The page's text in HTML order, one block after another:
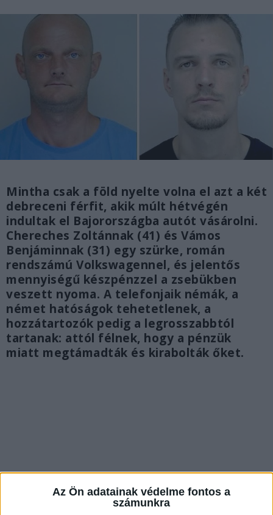
Az Ön adatainak védelme fontos a
számunkra
Mintha csak a föld nyelte volna el azt a két
debreceni férfit, akik múlt hétvégén
indultak el Bajorországba autót vásárolni.
Chereches Zoltánnak (41) és Vámos
Benjáminnak (31) egy szürke, román
rendszámú Volkswagennel, és jelentős
mennyiségű készpénzzel a zsebükben
veszett nyoma. A telefonjaik némák, a
német hatóságok tehetetlenek, a
hozzátartozók pedig a legrosszabbtól
tartanak: attól félnek, hogy a pénzük
miatt megtámadták és kirabolták őket.